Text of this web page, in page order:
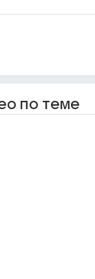
по теме